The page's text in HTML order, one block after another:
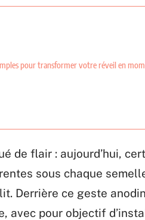
pour transformer votre réveil en
de flair : aujourd’hui,
sous chaque
Derrière ce geste
avec pour objectif